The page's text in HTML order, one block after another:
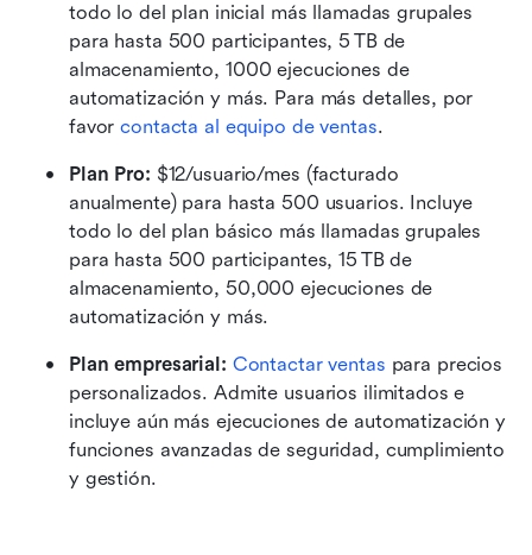
todo lo del plan inicial más llamadas grupales
para hasta 500 participantes, 5 TB de
almacenamiento, 1000 ejecuciones de
automatización y más. Para más detalles, por
favor contacta al equipo de ventas.
Plan Pro: $12/usuario/mes (facturado
anualmente) para hasta 500 usuarios. Incluye
todo lo del plan básico más llamadas grupales
para hasta 500 participantes, 15 TB de
almacenamiento, 50,000 ejecuciones de
automatización y más.
Plan empresarial: Contactar ventas para precios
personalizados. Admite usuarios ilimitados e
incluye aún más ejecuciones de automatización y
funciones avanzadas de seguridad, cumplimiento
y gestión.